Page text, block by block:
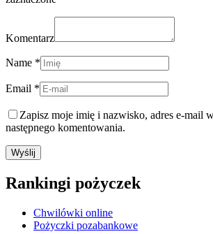
Komentarz
Name *
Email *
Zapisz moje imię i nazwisko, adres e-mail
następnego komentowania.
Rankingi pożyczek
Chwilówki online
Pożyczki pozabankowe